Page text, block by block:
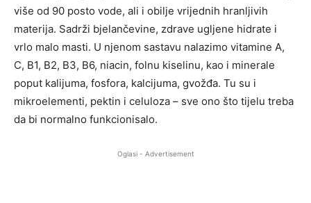
više od 90 posto vode, ali i obilje vrijednih hranljivih
materija. Sadrži bjelančevine, zdrave ugljene hidrate i
vrlo malo masti. U njenom sastavu nalazimo vitamine A,
C, B1, B2, B3, B6, niacin, folnu kiselinu, kao i minerale
poput kalijuma, fosfora, kalcijuma, gvožđa. Tu su i
mikroelementi, pektin i celuloza – sve ono što tijelu treba
da bi normalno funkcionisalo.
Oglasi - Advertisement